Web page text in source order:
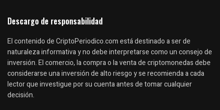
Descargo de responsabilidad
El contenido de CriptoPeriodico.com está destinado a ser de
naturaleza informativa y no debe interpretarse como un consejo de
inversión. El comercio, la compra o la venta de criptomonedas debe
considerarse una inversión de alto riesgo y se recomienda a cada
lector que investigue por su cuenta antes de tomar cualquier
decisión.